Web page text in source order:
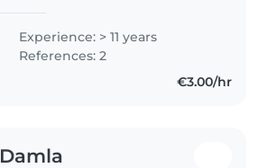
Kleinkindern. Neben unserer
Geduld und Einfühlsamkeit
bringen wir kreative Fähigkeiten
Experience: > 11 years
References: 2
€3.00/hr
Damla